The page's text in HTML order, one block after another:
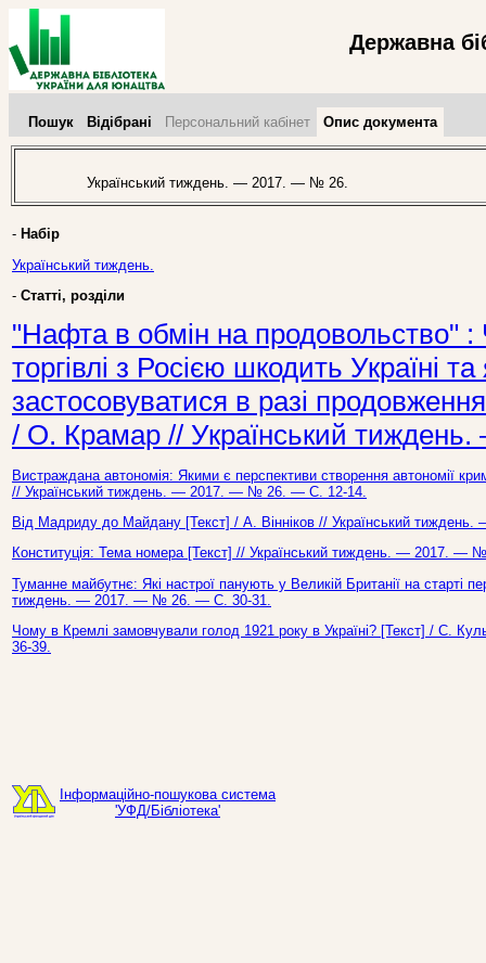
Державна
Пошук Відібрані Персональний кабінет Опис документа
Український тиждень. — 2017. — № 26.
- Набір
Український тиждень.
- Статті, розділи
"Нафта в обмін на продовольство" :
торгівлі з Росією шкодить Україні
застосовуватися в разі
/ О. Крамар // Український
Вистраждана автономія: Якими є перспективи створення автономії
// Український тиждень. — 2017. — № 26. — С. 12-14.
Від Мадриду до Майдану [Текст] / А. Вінніков // Український
Конституція: Тема номера [Текст] // Український тиждень. — 2017.
Туманне майбутнє: Які настрої панують у Великій Британії на старті
тиждень. — 2017. — № 26. — С. 30-31.
Чому в Кремлі замовчували голод 1921 року в Україні? [Текст] / С.
36-39.
Інформаційно-пошукова система
'УФД/Бібліотека'